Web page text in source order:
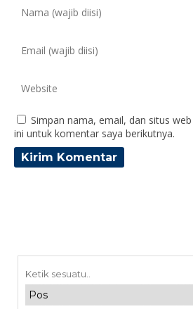
Simpan nama, email, dan situs
ini untuk komentar saya berikutnya.